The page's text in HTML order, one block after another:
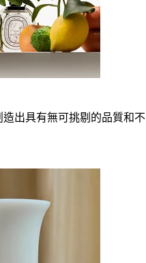
出具有無可挑剔的品質和不